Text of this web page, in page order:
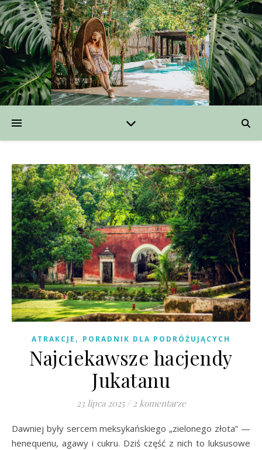
ATRAKCJE , PORADNIK DLA PODRÓŻUJĄCYCH
Najciekawsze hacjendy
Jukatanu
23 lipca 2025 / 2 komentarze
Dawniej były sercem meksykańskiego „zielonego złota” —
henequenu, agawy i cukru. Dziś część z nich to luksusowe